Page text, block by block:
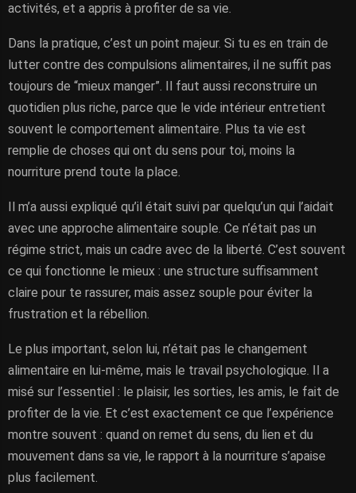
activités, et a appris à profiter de sa vie.
Dans la pratique, c’est un point majeur. Si tu es en train de
lutter contre des compulsions alimentaires, il ne suffit pas
toujours de “mieux manger”. Il faut aussi reconstruire un
quotidien plus riche, parce que le vide intérieur entretient
souvent le comportement alimentaire. Plus ta vie est
remplie de choses qui ont du sens pour toi, moins la
nourriture prend toute la place.
Il m’a aussi expliqué qu’il était suivi par quelqu’un qui l’aidait
avec une approche alimentaire souple. Ce n’était pas un
régime strict, mais un cadre avec de la liberté. C’est souvent
ce qui fonctionne le mieux : une structure suffisamment
claire pour te rassurer, mais assez souple pour éviter la
frustration et la rébellion.
Le plus important, selon lui, n’était pas le changement
alimentaire en lui-même, mais le travail psychologique. Il a
misé sur l’essentiel : le plaisir, les sorties, les amis, le fait de
profiter de la vie. Et c’est exactement ce que l’expérience
montre souvent : quand on remet du sens, du lien et du
mouvement dans sa vie, le rapport à la nourriture s’apaise
plus facilement.